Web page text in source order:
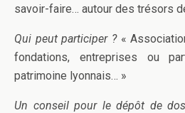
savoir-faire… autour des trésors
Qui peut participer ?«
fondations, entreprises ou
patrimoine lyonnais… »
Un conseil pour le dépôt de